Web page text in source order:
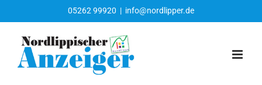
Inhalt
springen
05262 99920 | info@nordlipper.de